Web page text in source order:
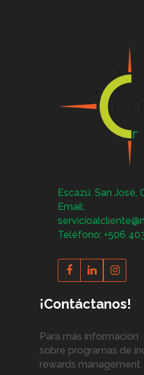
Escazú. San José,
Email:
Teléfono: +506
¡Contáctanos!
Para más información
sobre programas de
rewards management.